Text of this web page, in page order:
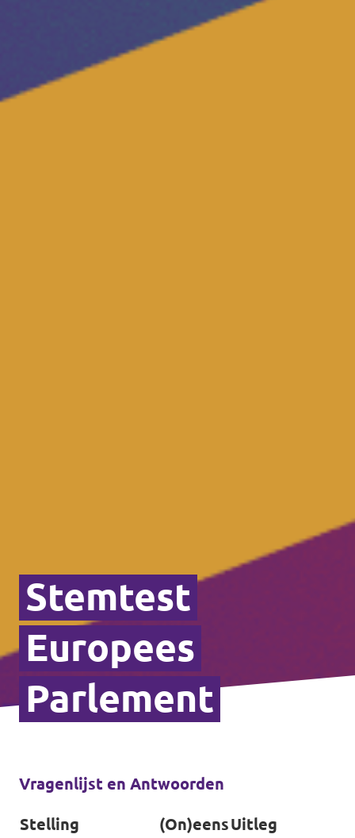
Stemtest
Europees
Parlement
Vragenlijst en Antwoorden
Stelling (On)eensUitleg